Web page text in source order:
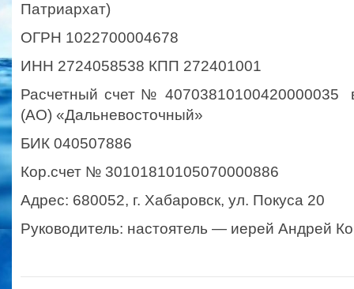
Патриархат)
ОГРН 1022700004678
ИНН 2724058538 КПП 272401001
Расчетный счет №
(АО) «Дальневосточный»
БИК 040507886
Кор.счет № 30101810105070000886
Адрес: 680052, г. Хабаровск, ул. Покуса 20
Руководитель: настоятель — иерей Андрей